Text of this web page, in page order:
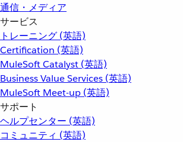
通信・メディア
サービス
トレーニング (英語)
Certification (英語)
MuleSoft Catalyst (英語)
Business Value Services (英語)
MuleSoft Meet-up (英語)
サポート
ヘルプセンター (英語)
コミュニティ (英語)